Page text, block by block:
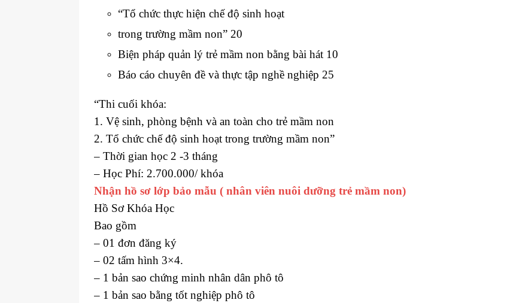
“Tổ chức thực hiện chế độ sinh hoạt
trong trường mầm non” 20
Biện pháp quản lý trẻ mầm non bằng bài hát 10
Báo cáo chuyên đề và thực tập nghề nghiệp 25
“Thi cuối khóa:
1. Vệ sinh, phòng bệnh và an toàn cho trẻ mầm non
2. Tổ chức chế độ sinh hoạt trong trường mầm non”
– Thời gian học 2 -3 tháng
– Học Phí: 2.700.000/ khóa
Nhận hồ sơ lớp bảo mẫu ( nhân viên nuôi dưỡng trẻ mầm non)
Hồ Sơ Khóa Học
Bao gồm
– 01 đơn đăng ký
– 02 tấm hình 3×4.
– 1 bản sao chứng minh nhân dân phô tô
– 1 bản sao bằng tốt nghiệp phô tô